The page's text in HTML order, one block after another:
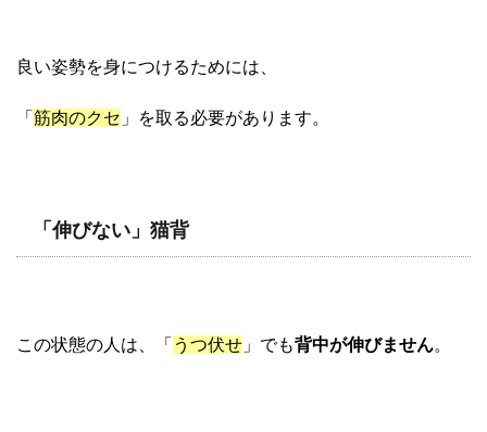
良い姿勢を身につけるためには、
「 筋肉のクセ 」を取る必要があります。
「伸びない」猫背
この状態の人は、「 うつ伏せ 」でも背中が伸びません。